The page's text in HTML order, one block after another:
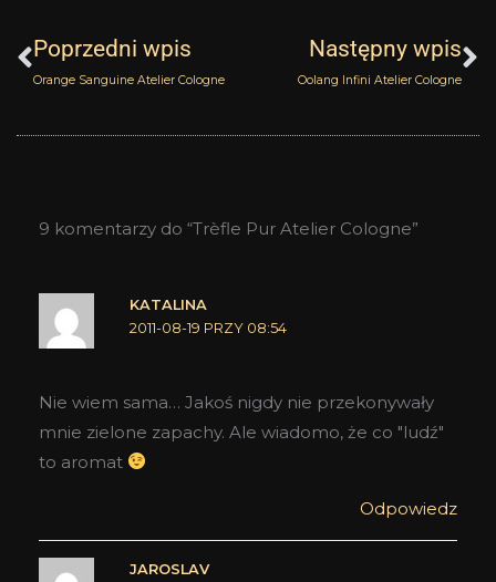
Poprzedni wpis
Orange Sanguine Atelier Cologne
Następny wpis
Oolang Infini Atelier Cologne
9 komentarzy do “Trèfle Pur Atelier Cologne”
KATALINA
2011-08-19 PRZY 08:54
Nie wiem sama… Jakoś nigdy nie przekonywały
mnie zielone zapachy. Ale wiadomo, że co "ludź"
to aromat
Odpowiedz
JAROSLAV